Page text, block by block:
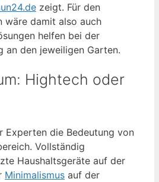
zeigt. Für den
wäre damit also auch
helfen bei der
an den jeweiligen Garten.
Hightech oder
Experten die Bedeutung von
Vollständig
Haushaltsgeräte auf der
Minimalismus auf der